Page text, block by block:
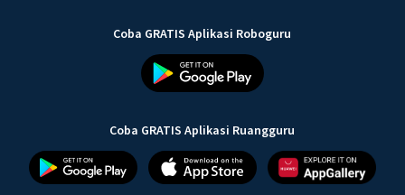
Coba GRATIS Aplikasi Roboguru
Coba GRATIS Aplikasi Ruangguru